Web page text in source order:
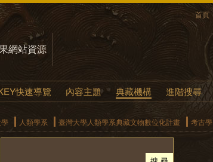
首頁
網站資源
快速導覽 內容主題 典藏機構 進階搜尋
人類學系 臺灣大學人類學系典藏文物數位化計畫 考古學